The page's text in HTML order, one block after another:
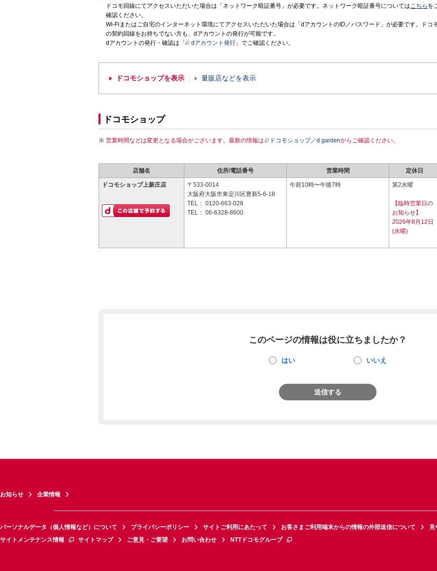
ドコモ回線にてアクセスいただいた場合は「ネットワーク暗証番号」が必要です。ネットワーク暗証番号についてはこちら を
確認ください。
Wi-Fiまたはご自宅のインターネット環境にてアクセスいただいた場合は「dアカウントのID／パスワード」が必要です。ドコ
の契約回線をお持ちでない方も、dアカウントの発行が可能です。
dアカウントの発行・確認は「
dアカウント発行 」でご確認ください。
ドコモショップを表示 量販店などを表示
ドコモショップ
営業時間などは変更となる場合がございます。最新の情報は ドコモショップ／d gardenからご確認ください。
店舗名 住所/電話番号 営業時間 定休日
ドコモショップ上新庄店
〒533-0014
大阪府大阪市東淀川区豊新5-6-18
TEL： 0120-663-028
TEL： 06-6328-8600
午前10時〜午後7時 第2水曜
【臨時営業日の
お知らせ】
2026年8月12日
(水曜)
このページの情報は役に立ちましたか？
はい いいえ
送信する
お知らせ 企業情報
パーソナルデータ（個人情報など）について プライバシーポリシー サイトご利用にあたって お客さまご利用端末からの情報の外部送信について
見
サイトメンテナンス情報
サイトマップ ご意見・ご要望 お問い合わせ NTTドコモグループ